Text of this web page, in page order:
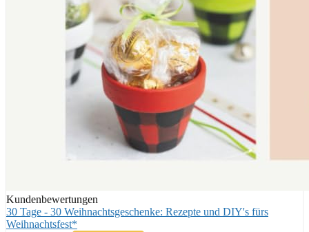
Kundenbewertungen
30 Tage - 30 Weihnachtsgeschenke: Rezepte und DIY's fürs
Weihnachtsfest*